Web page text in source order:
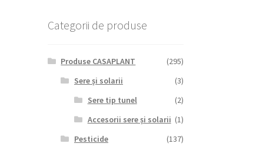
Categorii de produse
Produse CASAPLANT
(295)
Sere și solarii
(3)
Sere tip tunel
(2)
Accesorii sere și solarii (1)
Pesticide
(137)